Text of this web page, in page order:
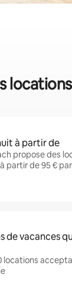
à partir de
propose des
partir de 95 €
de vacances
locations